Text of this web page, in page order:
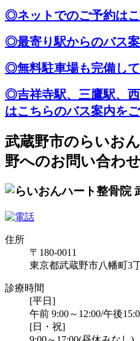
◎ネットでのご予約は
◎最寄り駅からのバス
◎無料駐車場も完備し
◎吉祥寺駅、三鷹駅、
はこちらのバス案内を
武蔵野市のらいお
野へのお問い合わせ
住所
〒180-0011
東京都武蔵野市八幡町3
診療時間
[平日]
午前 9:00～12:00/午後
[日・祝]